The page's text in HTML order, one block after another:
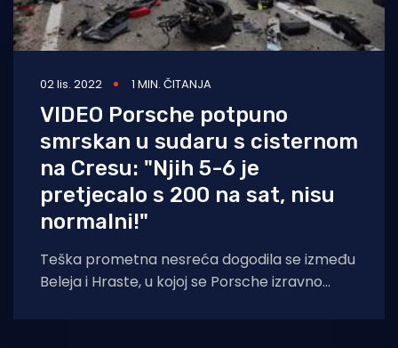
02 lis. 2022 1 MIN. ČITANJA
VIDEO Porsche potpuno
smrskan u sudaru s cisternom
na Cresu: "Njih 5-6 je
pretjecalo s 200 na sat, nisu
normalni!"
Teška prometna nesreća dogodila se između
Beleja i Hraste, u kojoj se Porsche izravno